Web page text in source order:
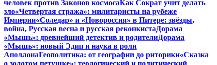
человек против Законов космосаКак Сократ учит делать
зло«Четвертая стража»: милитаристы на рубеже
Империи«Соледар» и «Новороссия» в Питере: звёзды,
война, Русская весна и русская реконкистаДорама
«Мышь»: древнейший детектив и родителиДорама
«Мышь»: новый Эдип и наука в роли
АполлонаГеополитика: от географии до риторики«Сказка